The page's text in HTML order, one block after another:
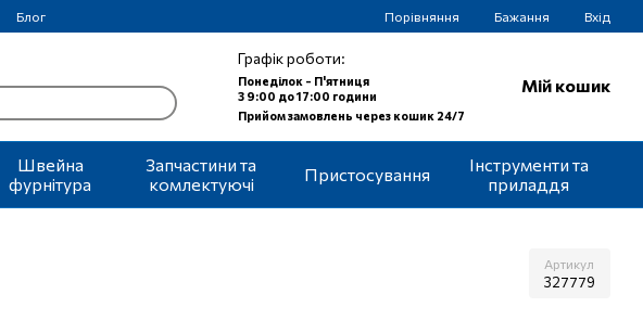
Блог Порівняння Бажання Вхід
Графік роботи:
Понеділок - П'ятниця
З 9:00 до 17:00 години
Прийом замовлень через кошик 24/7
Мій кошик
Швейна
фурнітура
Запчастини та
комлектуючі
Пристосування
Інструменти та
приладдя
Артикул
327779